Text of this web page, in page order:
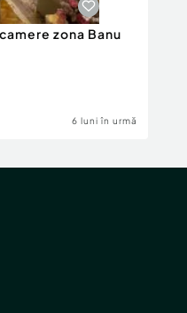
zona Banu
6 luni în urmă